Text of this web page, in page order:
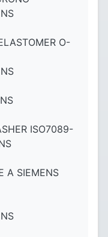
O-
ISO7089-
A SIEMENS